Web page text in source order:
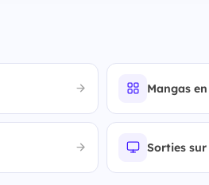
Mangas en
Sorties sur